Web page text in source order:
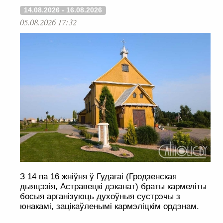
14.08.2026 - 16.08.2026
05.08.2026 17:32
З 14 па 16 жніўня ў Гудагаі (Гродзенская
дыяцэзія, Астравецкі дэканат) браты кармеліты
босыя арганізуюць духоўныя сустрэчы з
юнакамі, зацікаўленымі кармэліцкім ордэнам.